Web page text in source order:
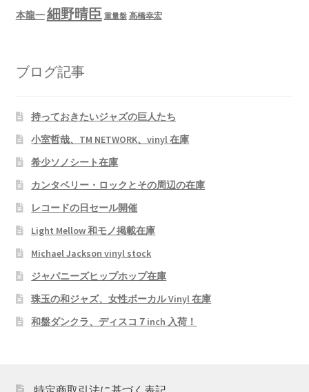
本龍一細野晴臣 重量盤 高橋幸宏
ブログ記事
持っておきたいジャズの巨人たち
小室哲哉、TM NETWORK、vinyl 在庫
希少ソノシート在庫
カンタベリー・ロックとその周辺の在庫
レコードの日セール開催
Light Mellow 和モノ掲載在庫
Michael Jackson vinyl stock
ジャパニーズヒップホップ在庫
珠玉の和ジャズ、女性ボーカル Vinyl 在庫
和盤ダンクラ、ディスコ７inch 入荷！